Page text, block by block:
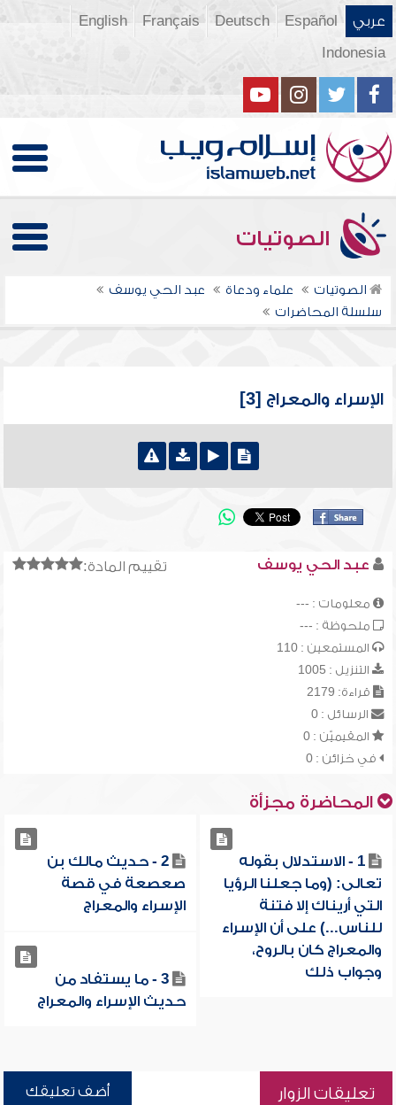
عربي Español
Deutsch
Français
English
Indonesia
الصوتيات
الصوتيات علماء ودعاة
عبد الحي يوسف
سلسلة المحاضرات
الإسراء والمعراج [3]
تقييم المادة: عبد الحي يوسف
معلومات : ---
ملحوظة : ---
المستمعين : 110
التنزيل : 1005
قراءة: 2179
الرسائل : 0
المقيميّن : 0
في خزائن : 0
المحاضرة مجزأة
1 - الاستدلال بقوله
تعالى: (وما جعلنا الرؤيا
التي أريناك إلا فتنة
للناس...) على أن الإسراء
والمعراج كان بالروح،
وجواب ذلك
2 - حديث مالك بن
صعصعة في قصة
الإسراء والمعراج
3 - ما يستفاد من
حديث الإسراء والمعراج
تعليقات الزوار أضف تعليقك